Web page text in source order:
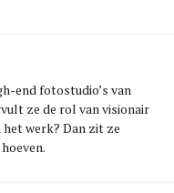
end fotostudio’s van
ze de rol van visionair
het werk? Dan zit ze